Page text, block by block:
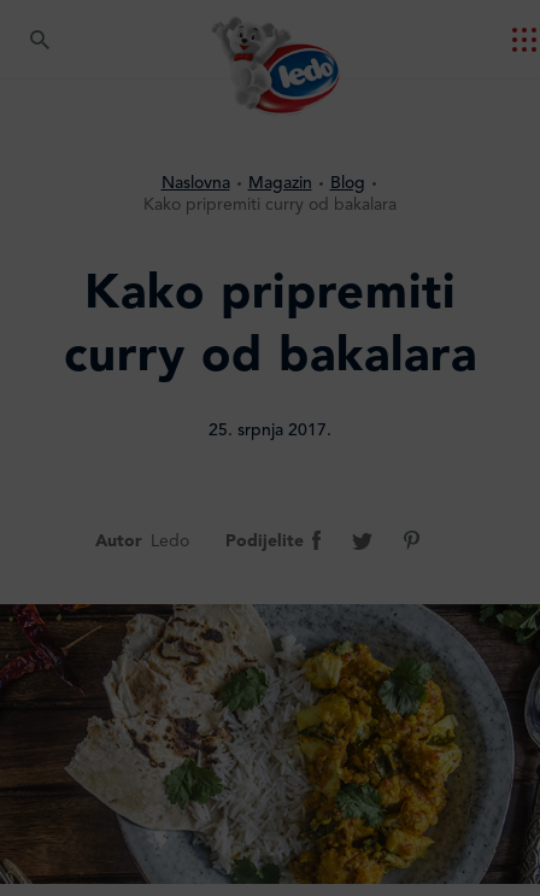
Naslovna Magazin
Blog
Kako pripremiti curry od bakalara
Kako pripremiti
curry od bakalara
25. srpnja 2017.
Autor Ledo Podijelite